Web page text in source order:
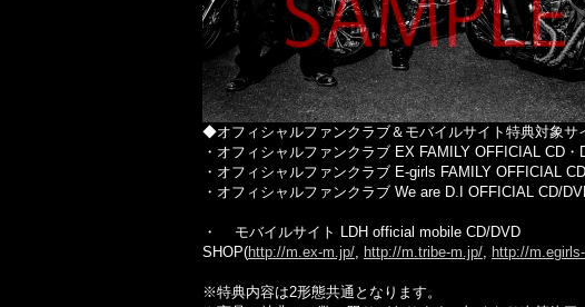
◆オフィシャルファンクラブ＆モバイルサイト特典対象サ
・オフィシャルファンクラブ EX FAMILY OFFICIAL CD・
・オフィシャルファンクラブ E-girls FAMILY OFFICIAL
・オフィシャルファンクラブ We are D.I OFFICIAL CD/
・ モバイルサイト LDH official mobile CD/DVD
SHOP(http://m.ex-m.jp/, http://m.tribe-m.jp/, http://
※特典内容は2形態共通となります。